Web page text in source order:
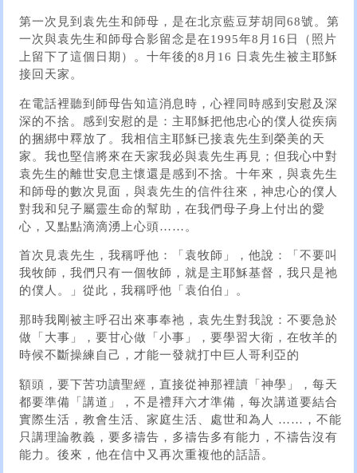
第一次見到袁先生和師母，是在北京藍豆芽胡同68號。第
一次與袁先生和師母合影留念是在1995年8月16日（照片
上留下了這個日期）。十年後的8月16 日袁先生被主耶穌
接回天家。
在電話裡聽到師母告知這消息時，心裡同時感到安慰及深
深的不捨。感到安慰的是：主耶穌把他忠心的僕人從疾病
的捆綁中釋放了。我相信主耶穌已接袁先生到榮美的天
家。我也堅信將來在天家我必與袁先生再見；但我心中對
袁先生的離世安息主懷還是感到不捨。十年來，與袁先生
和師母的數次見面，與袁先生的信件往來，神忠心的僕人
對我和兒子屬靈生命的幫助，在我們母子身上付出的愛
心，又點點滴滴湧上心頭……。
首次見袁先生，我稱呼他：「袁牧師」，他說：「不要叫
我牧師，我們只有一個牧師，就是主耶穌基督，我只是祂
的僕人。」從此，我稱呼他「袁伯伯」。
那時我剛被主呼召出來事奉祂，袁先生對我說：不要急於
做「大事」，要甘心做「小事」，要學習大衛，在牧羊的
時候不斷操練自己，才能一發就打中巨人哥利亞的
額頭，要下苦功讀聖經，直接從神那裡讀「神學」，每天
都要準備「講道」，不是禮拜六才準備，每次講道要結合
實際生活，教會生活、家庭生活、處世和為人 ……，不能
只講理論教義，要多禱告，多禱告多有能力，不禱告沒有
能力。後來，他在信中又再次重複他的話語。